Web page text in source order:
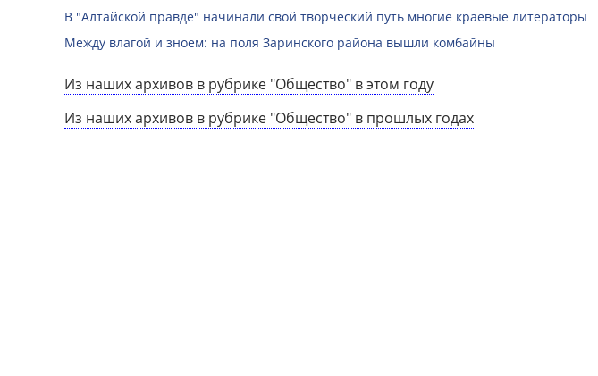
В "Алтайской правде" начинали свой творческий путь многие краевые литераторы
Между влагой и зноем: на поля Заринского района вышли комбайны
Из наших архивов в рубрике "Общество" в этом году
Из наших архивов в рубрике "Общество" в прошлых годах